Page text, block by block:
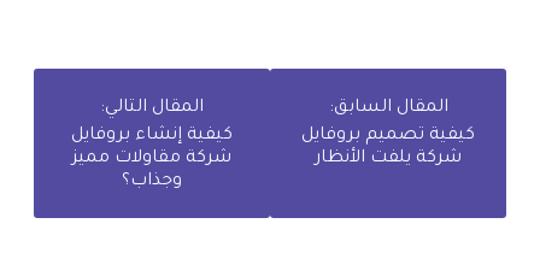
المقال السابق:
كيفية تصميم بروفايل
شركة يلفت الأنظار
المقال التالي:
كيفية إنشاء بروفايل
شركة مقاولات مميز
وجذاب؟